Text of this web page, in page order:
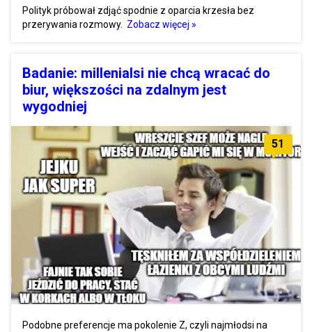
Polityk próbował zdjąć spodnie z oparcia krzesła bez
przerywania rozmowy. Zobacz więcej »
Badanie: millenialsi nie chcą wracać do
biur, większości na zdalnym jest
wygodniej
51
Podobne preferencje ma pokolenie Z, czyli najmłodsi na